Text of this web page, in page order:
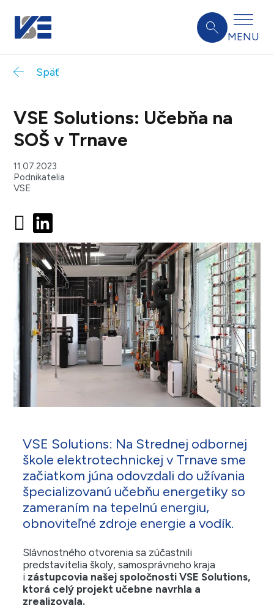
MENU
Späť
VSE Solutions: Učebňa na
SOŠ v Trnave
11.07.2023
Podnikatelia
VSE
VSE Solutions: Na Strednej odbornej
škole elektrotechnickej v Trnave sme
začiatkom júna odovzdali do užívania
špecializovanú učebňu energetiky so
zameraním na tepelnú energiu,
obnoviteľné zdroje energie a vodík.
Slávnostného otvorenia sa zúčastnili
predstavitelia školy, samosprávneho kraja
i zástupcovia našej spoločnosti VSE Solutions,
ktorá celý projekt učebne navrhla a
zrealizovala.